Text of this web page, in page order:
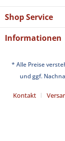
Shop Service
Informationen
* Alle Preise
und ggf.
Kontakt